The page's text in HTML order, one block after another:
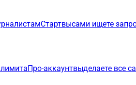
Стартвысами ищете
Про-аккаунтвыделаете все